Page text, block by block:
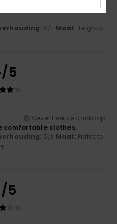
Geverifieerde aankoop
: 5/5 Maat: Te groot
/5
Geverifieerde aankoop
comfortable clothes.
: 5/5 Maat: Perfecte
/5